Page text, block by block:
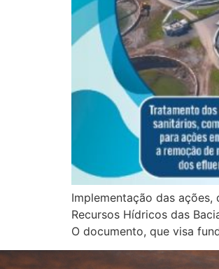
Implementação das
Recursos Hídricos das
O documento, que visa